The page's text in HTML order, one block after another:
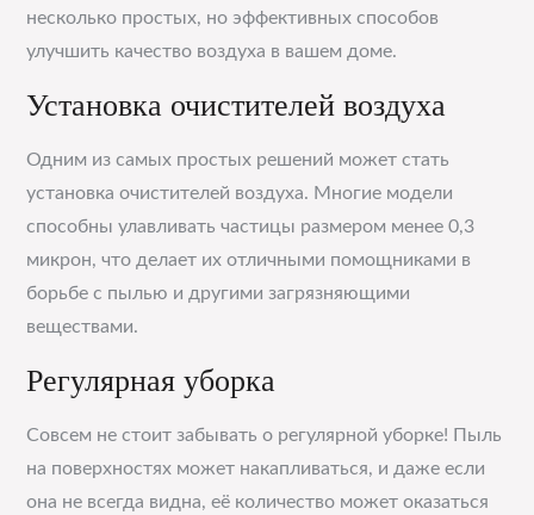
несколько простых, но эффективных способов
улучшить качество воздуха в вашем доме.
Установка очистителей воздуха
Одним из самых простых решений может стать
установка очистителей воздуха. Многие модели
способны улавливать частицы размером менее 0,3
микрон, что делает их отличными помощниками в
борьбе с пылью и другими загрязняющими
веществами.
Регулярная уборка
Совсем не стоит забывать о регулярной уборке! Пыль
на поверхностях может накапливаться, и даже если
она не всегда видна, её количество может оказаться